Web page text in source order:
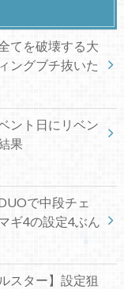
てを破壊する大
ングブチ抜いた
ント日にリベン
果
で中段チェ
ギ4の設定4ぶん
スター】設定狙